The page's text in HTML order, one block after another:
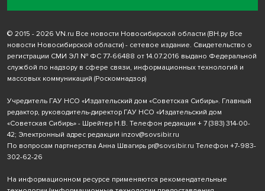
© 2015 - 2026 VN.ru Все новости Новосибирской области (ВН.ру Все
новости Новосибирской области) - сетевое издание. Свидетельство о
регистрации СМИ ЭЛ № ФС 77-66488 от 14.07.2016 выдано Федеральной
службой по надзору в сфере связи, информационных технологий и
массовых коммуникаций (Роскомнадзор)
Учредитель ГАУ НСО «Издательский дом «Советская Сибирь». Главный
редактор, руководитель-директор ГАУ НСО «Издательский дом
«Советская Сибирь» - Шрейтер Н.В. Телефон редакции + 7 (383) 314-00-
42; Электронный адрес редакции inzov@sovsibir.ru
По вопросам партнерства Анна Швагирь pr@sovsibir.ru Телефон +7-983-
302-62-26
На информационном ресурсе применяются рекомендательные